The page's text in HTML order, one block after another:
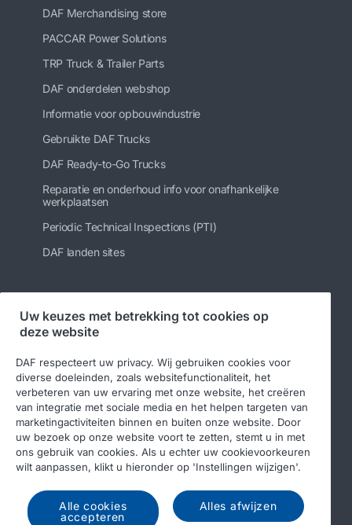
DAF Merchandising store
PACCAR Power Solutions
TRP Truck & Trailer Parts
DAF onderdelen webshop
Informatie voor opbouwindustrie
Gebruikte DAF Trucks
DAF Ready-to-Go Trucks
Reparatie en onderhoud info voor onafhankelijke
werkplaatsen
Periodic Technical Inspections (PTI)
DAF landen sites
Volg ons
© 2026 DAF Legal notice
Privacy statement
Algemene voorwaarden
DAF en cookies
Uw keuzes met betrekking tot cookies op
deze website
DAF respecteert uw privacy. Wij gebruiken cookies voor
diverse doeleinden, zoals websitefunctionaliteit, het
verbeteren van uw ervaring met onze website, het creëren
van integratie met sociale media en het helpen targeten van
marketingactiviteiten binnen en buiten onze website. Door
uw bezoek op onze website voort te zetten, stemt u in met
ons gebruik van cookies. Als u echter uw cookievoorkeuren
wilt aanpassen, klikt u hieronder op 'Instellingen wijzigen'.
Alle cookies
accepteren
Alles afwijzen